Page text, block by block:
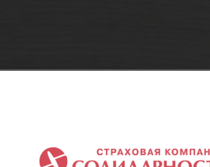
Контакты